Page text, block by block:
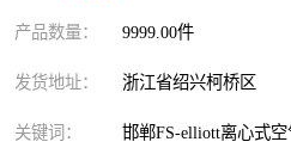
产品数量： 9999.00件
发货地址： 浙江省绍兴柯桥区
关键词： 邯郸FS-elliott离心式